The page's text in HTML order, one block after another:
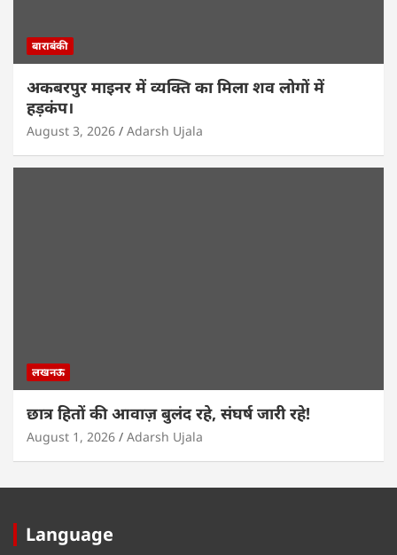
बाराबंकी
अकबरपुर माइनर में व्यक्ति का मिला शव लोगों में
हड़कंप।
August 3, 2026 Adarsh Ujala
लखनऊ
छात्र हितों की आवाज़ बुलंद रहे, संघर्ष जारी रहे!
August 1, 2026 Adarsh Ujala
Language